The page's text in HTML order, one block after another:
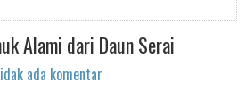
Alami dari Daun Serai
ada komentar